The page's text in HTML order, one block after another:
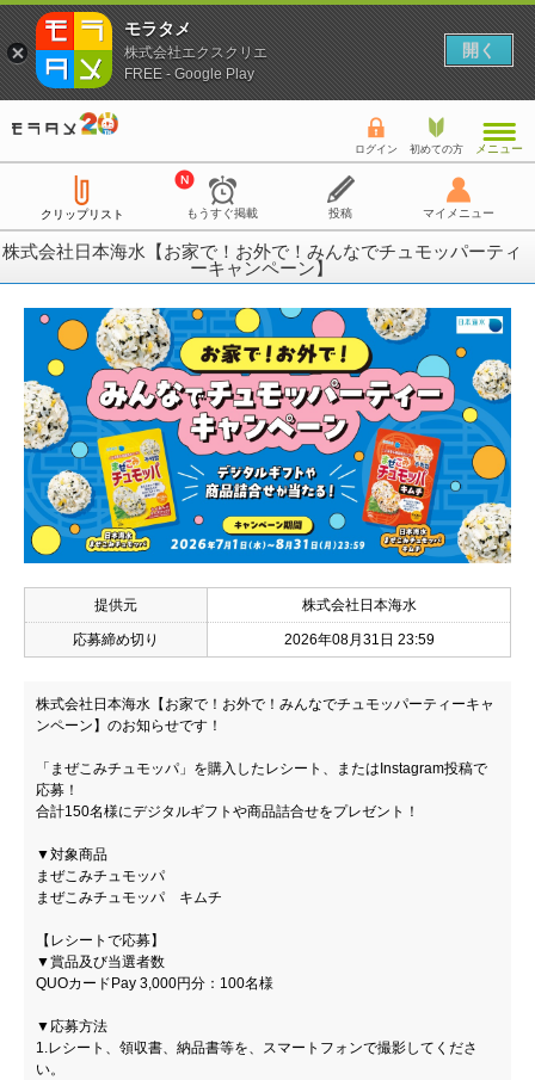
ログイン 初めての方 メニュー
クリップリスト もうすぐ掲載 投稿 マイメニュー
株式会社日本海水【お家で！お外で！みんなでチュモッパーティ
ーキャンペーン】
提供元 株式会社日本海水
応募締め切り 2026年08月31日 23:59
株式会社日本海水【お家で！お外で！みんなでチュモッパーティーキャ
ンペーン】のお知らせです！
「まぜこみチュモッパ」を購入したレシート、またはInstagram投稿で
応募！
合計150名様にデジタルギフトや商品詰合せをプレゼント！
▼対象商品
まぜこみチュモッパ
まぜこみチュモッパ キムチ
【レシートで応募】
▼賞品及び当選者数
QUOカードPay 3,000円分：100名様
▼応募方法
1.レシート、領収書、納品書等を、スマートフォンで撮影してくださ
い。
モラタメ
株式会社エクスクリエ
FREE - Google Play
開く